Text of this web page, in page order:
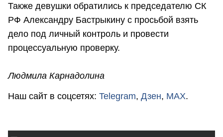
Также девушки обратились к председателю СК
РФ Александру Бастрыкину с просьбой взять
дело под личный контроль и провести
процессуальную проверку.
Людмила Карнадолина
Наш сайт в соцсетях: Telegram, Дзен, MAX.